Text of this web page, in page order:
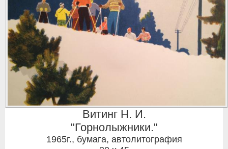
Витинг Н. И.
"Горнолыжники."
1965г., бумага, автолитография